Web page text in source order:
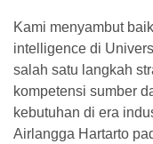
Kami menyambut
intelligence di
salah satu langkah
kompetensi sumber
kebutuhan di era
Airlangga Hartarto